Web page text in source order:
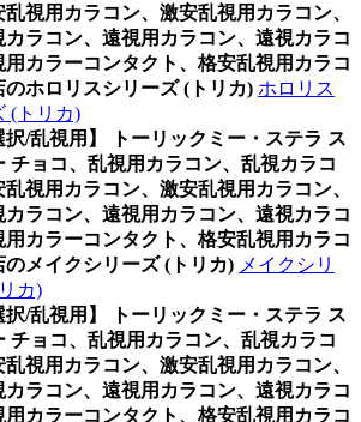
乱視用カラコン、激安乱視用カラコン、
カラコン、遠視用カラコン、遠視カラコ
用カラーコンタクト、格安乱視用カラコ
のホロリスシリーズ (トリカ) ホロリス
(トリカ)
択/乱視用】 トーリックミー・ステラ ス
チョコ、乱視用カラコン、乱視カラコ
乱視用カラコン、激安乱視用カラコン、
カラコン、遠視用カラコン、遠視カラコ
用カラーコンタクト、格安乱視用カラコ
のメイクシリーズ (トリカ) メイクシリ
カ)
択/乱視用】 トーリックミー・ステラ ス
チョコ、乱視用カラコン、乱視カラコ
乱視用カラコン、激安乱視用カラコン、
カラコン、遠視用カラコン、遠視カラコ
用カラーコンタクト、格安乱視用カラコ